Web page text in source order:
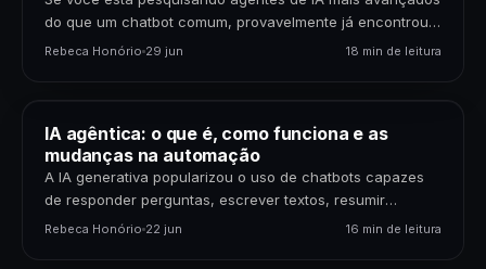
do que um chatbot comum, provavelmente já encontrou
dois nomes: OpenClaw e Hermes Agent. Os…
Rebeca Honório 29 jun 18 min de leitura
IA agêntica: o que é, como funciona e as
mudanças na automação
A IA generativa popularizou o uso de chatbots capazes
de responder perguntas, escrever textos, resumir
documentos e gerar código. Mas uma nova etapa da…
Rebeca Honório 22 jun 16 min de leitura